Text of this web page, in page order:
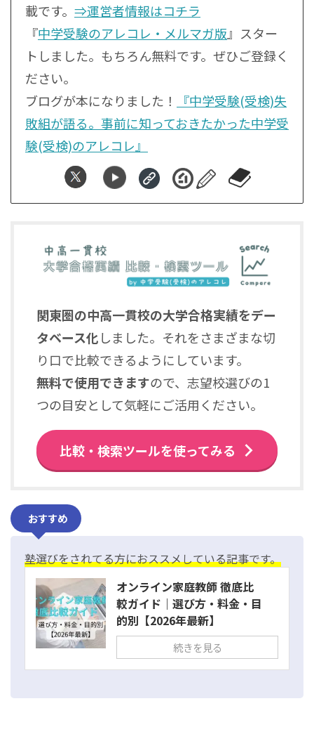
載です。 ⇒運営者情報はコチラ
『中学受験のアレコレ・メルマガ版』スター
トしました。もちろん無料です。ぜひご登録く
ださい。
ブログが本になりました！
『中学受験(受検)失
敗組が語る。事前に知っておきたかった中学受
験(受検)のアレコレ』
関東圏の中高一貫校の大学合格実績をデー
タベース化しました。それをさまざまな切
り口で比較できるようにしています。
無料で使用できますので、志望校選びの1
つの目安として気軽にご活用ください。
比較・検索ツールを使ってみる
おすすめ
塾選びをされてる方におススメしている記事です。
オンライン家庭教師 徹底比
較ガイド｜選び方・料金・目
的別【2026年最新】
続きを見る